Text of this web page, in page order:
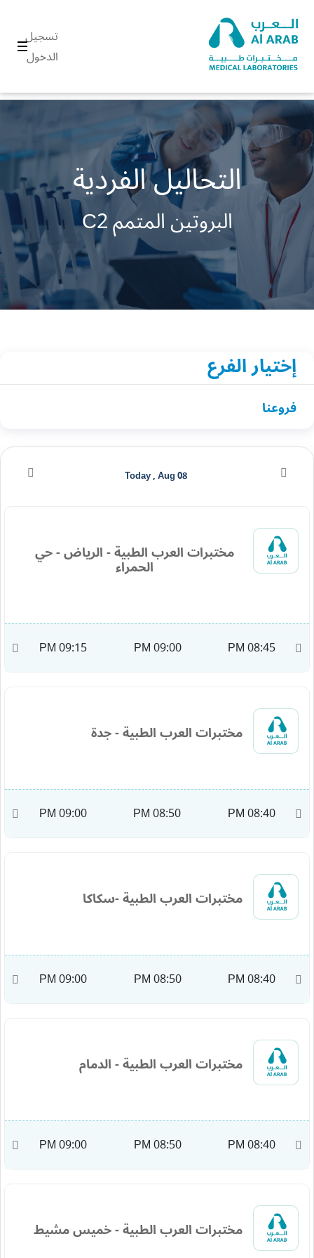
تسجيل
الدخول
التحاليل الفردية
البروتين المتمم C2
إختيار الفرع
فروعنا
مختبرات العرب الطبية - الرياض - حي
الحمراء
08:45 PM
09:00 PM
09:15 PM
مختبرات العرب الطبية - جدة
08:40 PM
08:50 PM
09:00 PM
مختبرات العرب الطبية -سكاكا
08:40 PM
08:50 PM
09:00 PM
مختبرات العرب الطبية - الدمام
08:40 PM
08:50 PM
09:00 PM
مختبرات العرب الطبية - خميس مشيط